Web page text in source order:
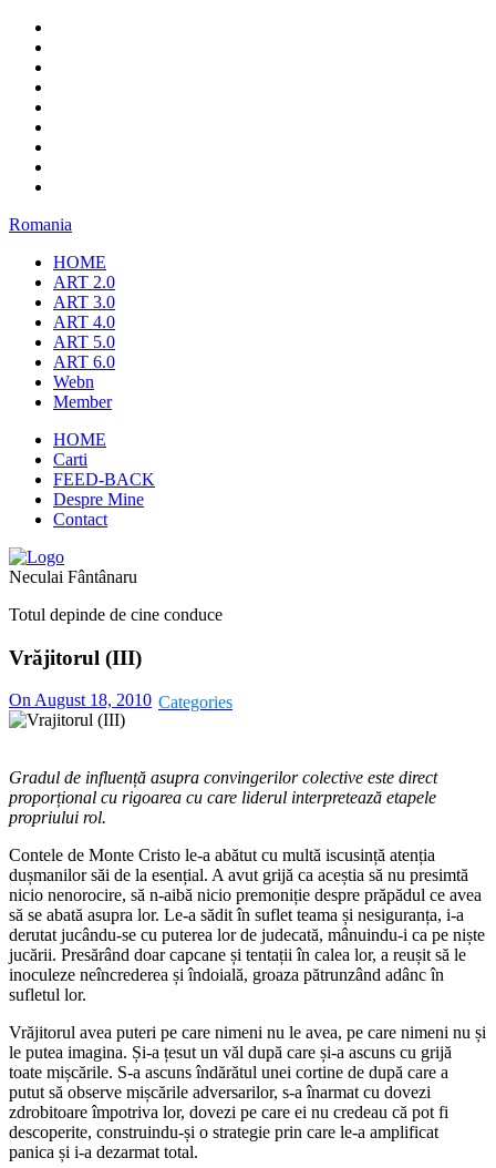
Romania
HOME
ART 2.0
ART 3.0
ART 4.0
ART 5.0
ART 6.0
Webn
Member
HOME
Carti
FEED-BACK
Despre Mine
Contact
Neculai Fântânaru
Totul depinde de cine conduce
Vrăjitorul (III)
On August 18, 2010
Gradul de influență asupra convingerilor colective este direct
proporțional cu rigoarea cu care liderul interpretează etapele
propriului rol.
Contele de Monte Cristo le-a abătut cu multă iscusință atenția
dușmanilor săi de la esențial. A avut grijă ca aceștia să nu presimtă
nicio nenorocire, să n-aibă nicio premoniție despre prăpădul ce avea
să se abată asupra lor. Le-a sădit în suflet teama și nesiguranța, i-a
derutat jucându-se cu puterea lor de judecată, mânuindu-i ca pe niște
jucării. Presărând doar capcane și tentații în calea lor, a reușit să le
inoculeze neîncrederea și îndoială, groaza pătrunzând adânc în
sufletul lor.
Vrăjitorul avea puteri pe care nimeni nu le avea, pe care nimeni nu și
le putea imagina. Și-a țesut un văl după care și-a ascuns cu grijă
toate mișcările. S-a ascuns îndărătul unei cortine de după care a
putut să observe mișcările adversarilor, s-a înarmat cu dovezi
zdrobitoare împotriva lor, dovezi pe care ei nu credeau că pot fi
descoperite, construindu-și o strategie prin care le-a amplificat
panica și i-a dezarmat total.